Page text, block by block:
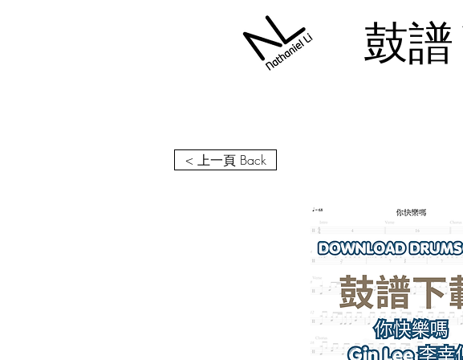
鼓譜
< 上一頁 Back